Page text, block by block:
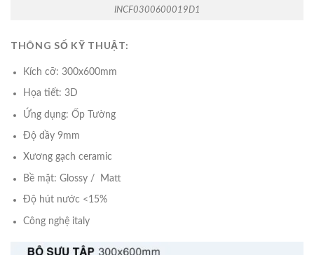
INCF0300600019D1
THÔNG SỐ KỸ THUẬT:
Kích cỡ: 300x600mm
Họa tiết: 3D
Ứng dụng: Ốp Tường
Độ dầy 9mm
Xương gạch ceramic
Bề mặt: Glossy / Matt
Độ hút nước <15%
Công nghệ italy